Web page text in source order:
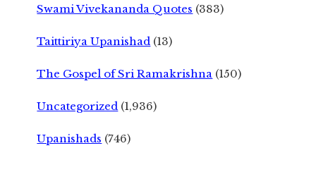
Swami Vivekananda Quotes (383)
Taittiriya Upanishad (13)
The Gospel of Sri Ramakrishna (150)
Uncategorized (1,936)
Upanishads (746)